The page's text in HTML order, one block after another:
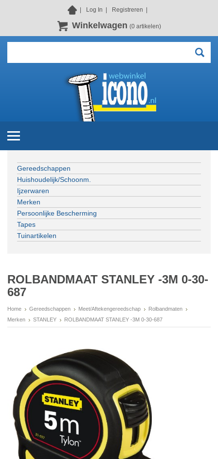
Log In Registreren
Winkelwagen (0 artikelen)
Gereedschappen
Huishoudelijk/Schoonm.
Ijzerwaren
Merken
Persoonlijke Bescherming
Tapes
Tuinartikelen
ROLBANDMAAT STANLEY -3M 0-30-
687
Home Gereedschappen Meet/Aftekengereedschap
Rolbandmaten
Merken
STANLEY ROLBANDMAAT STANLEY -3M 0-30-687